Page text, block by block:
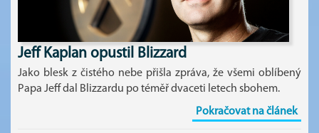
Jeff Kaplan opustil Blizzard
Jako blesk z čistého nebe přišla zpráva, že všemi oblíbený
Papa Jeff dal Blizzardu po téměř dvaceti letech sbohem.
Pokračovat na článek